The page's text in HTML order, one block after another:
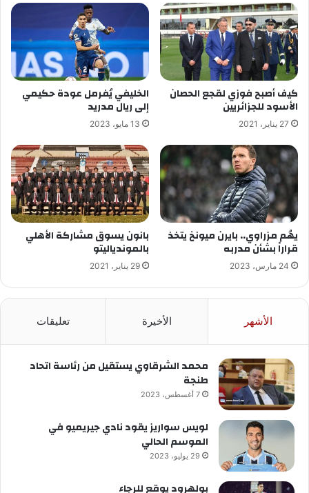
كيف أصبح فوزي لقجع الحصان
الأسود للجزائريين
27 يناير، 2021
الخليفي يُفرمل عودة حكيمي
إلى ريال مدريد
13 مايو، 2023
يهُم مزراوي.. بايرن ميونخ يتخذ
قراراً بشأن مدربه
24 مارس، 2023
بانون يسوق مشاركة الأهلي
بالموندياليتو
29 يناير، 2021
الأشهر الأخيرة تعليقات
محمد الشرقاوي يستقيل من رئاسة اتحاد
طنجة
7 أغسطس، 2023
لويس سواريز يقود نادي جيريميو في
الموسم الحالي
29 يوليو، 2023
بولهرود يوقع للرجاء